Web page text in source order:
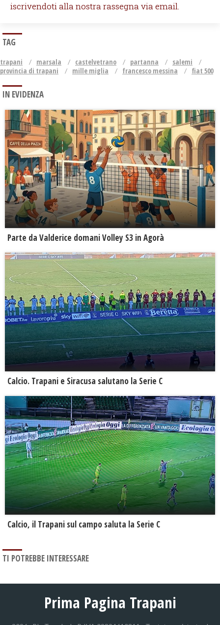
iscrivendoti alla nostra rassegna via email.
TAG
trapani marsala castelvetrano partanna
salemi
provincia di trapani
mille miglia francesco messina fiat 500
IN EVIDENZA
Parte da Valderice domani Volley S3 in Agorà
Calcio. Trapani e Siracusa salutano la Serie C
Calcio, il Trapani sul campo saluta la Serie C
TI POTREBBE INTERESSARE
Prima Pagina Trapani